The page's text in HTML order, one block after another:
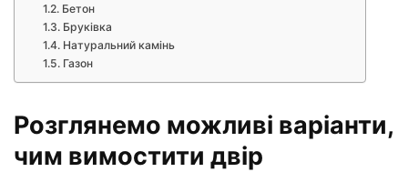
Бетон
Бруківка
Натуральний камінь
Газон
Розглянемо можливі варіанти,
чим вимостити двір